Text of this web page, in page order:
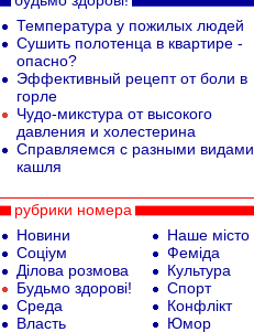
Температура у пожилых людей
Сушить полотенца в квартире -
опасно?
Эффективный рецепт от боли в
горле
Чудо-микстура от высокого
давления и холестерина
Справляемся с разными видами
кашля
рубрики номера
Новини
Соціум
Ділова розмова
Будьмо здорові!
Среда
Власть
Наше місто
Феміда
Культура
Спорт
Конфлікт
Юмор